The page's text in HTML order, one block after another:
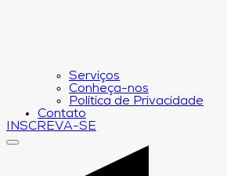
Serviços
Conheça-nos
Política de Privacidade
Contato
INSCREVA-SE